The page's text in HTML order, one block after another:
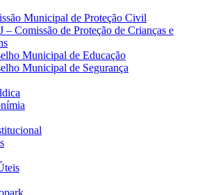
Municipal de Proteção Civil
– Comissão de Proteção de Crianças e
Municipal de Educação
Municipal de Segurança